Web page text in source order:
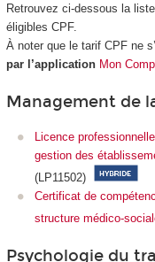
Retrouvez ci-dessous la
éligibles CPF.
À noter que le tarif CPF ne
par l’application Mon
Management de
Licence
gestion des
(LP11502)
Certificat de
structure médico-
Psychologie du